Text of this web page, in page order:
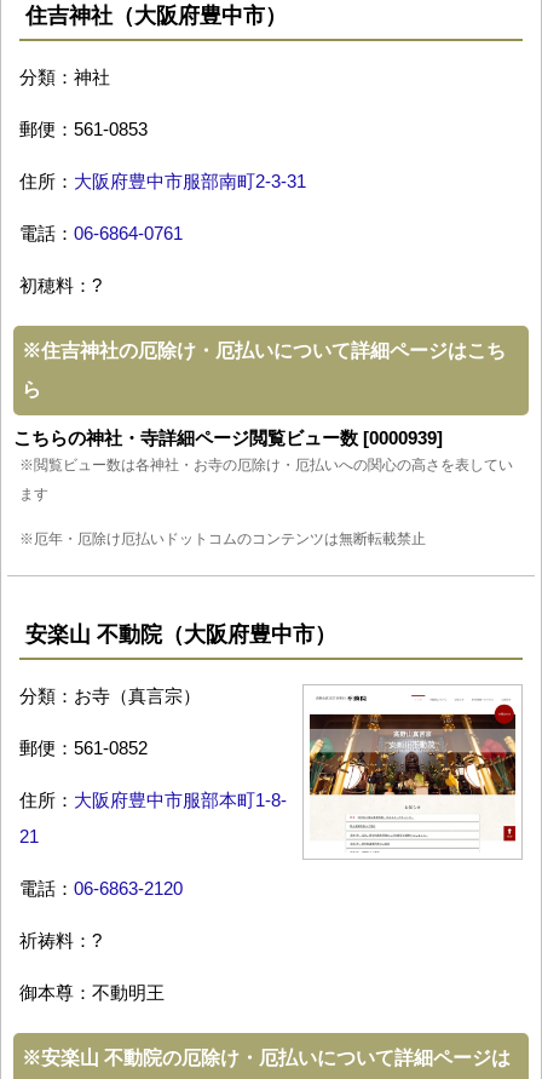
住吉神社（大阪府豊中市）
分類：神社
郵便：561-0853
住所： 大阪府豊中市服部南町2-3-31
電話： 06-6864-0761
初穂料：?
※住吉神社の厄除け・厄払いについて詳細ページはこち
ら
こちらの神社・寺詳細ページ閲覧ビュー数 [0000939]
※閲覧ビュー数は各神社・お寺の厄除け・厄払いへの関心の高さを表してい
ます
※厄年・厄除け厄払いドットコムのコンテンツは無断転載禁止
安楽山 不動院（大阪府豊中市）
分類：お寺（真言宗）
郵便：561-0852
住所： 大阪府豊中市服部本町1-8-
21
電話： 06-6863-2120
祈祷料：?
御本尊：不動明王
※安楽山 不動院の厄除け・厄払いについて詳細ページは